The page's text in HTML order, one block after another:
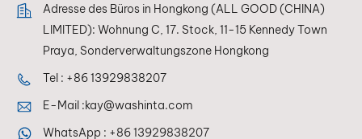
Adresse des Büros in Hongkong (ALL GOOD (CHINA)
LIMITED): Wohnung C, 17. Stock, 11-15 Kennedy Town
Praya, Sonderverwaltungszone Hongkong
Tel : +86 13929838207
E-Mail :kay@washinta.com
WhatsApp : +86 13929838207